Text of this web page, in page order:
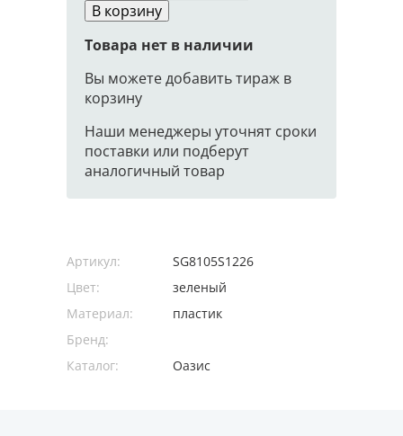
В корзину
Товара нет в наличии
Вы можете добавить тираж в
корзину
Наши менеджеры уточнят сроки
поставки или подберут
аналогичный товар
Артикул:
SG8105S1226
Цвет:
зеленый
Материал:
пластик
Бренд:
Каталог:
Оазис